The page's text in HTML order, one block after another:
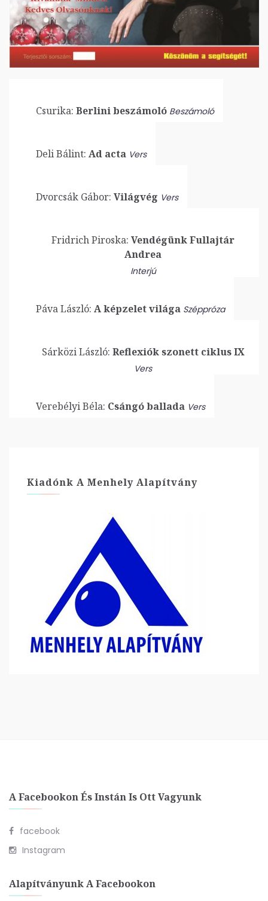
Csurika: Berlini beszámoló Beszámoló
Deli Bálint: Ad acta Vers
Dvorcsák Gábor: Világvég Vers
Fridrich Piroska: Vendégünk Fullajtár
Andrea
Interjú
Páva László: A képzelet világa Széppróza
Sárközi László: Reflexiók szonett ciklus IX
Vers
Verebélyi Béla: Csángó ballada Vers
Kiadónk A Menhely Alapítvány
A Facebookon És Instán Is Ott Vagyunk
facebook
Instagram
Alapítványunk A Facebookon